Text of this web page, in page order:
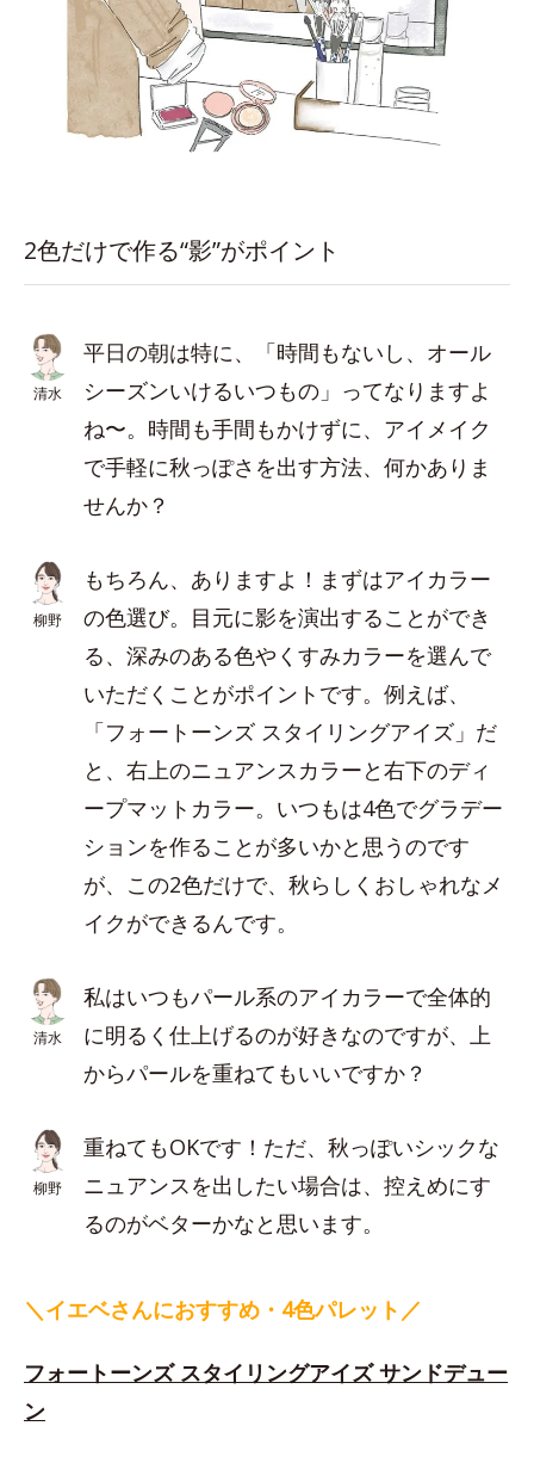
2色だけで作る“影”がポイント
清水
平日の朝は特に、「時間もないし、オール
シーズンいけるいつもの」ってなりますよ
ね〜。時間も手間もかけずに、アイメイク
で手軽に秋っぽさを出す方法、何かありま
せんか？
柳野
もちろん、ありますよ！まずはアイカラー
の色選び。目元に影を演出することができ
る、深みのある色やくすみカラーを選んで
いただくことがポイントです。例えば、
「フォートーンズ スタイリングアイズ」だ
と、右上のニュアンスカラーと右下のディ
ープマットカラー。いつもは4色でグラデー
ションを作ることが多いかと思うのです
が、この2色だけで、秋らしくおしゃれなメ
イクができるんです。
清水
私はいつもパール系のアイカラーで全体的
に明るく仕上げるのが好きなのですが、上
からパールを重ねてもいいですか？
柳野
重ねてもOKです！ただ、秋っぽいシックな
ニュアンスを出したい場合は、控えめにす
るのがベターかなと思います。
＼イエベさんにおすすめ・4色パレット／
フォートーンズ スタイリングアイズ サンドデュー
ン